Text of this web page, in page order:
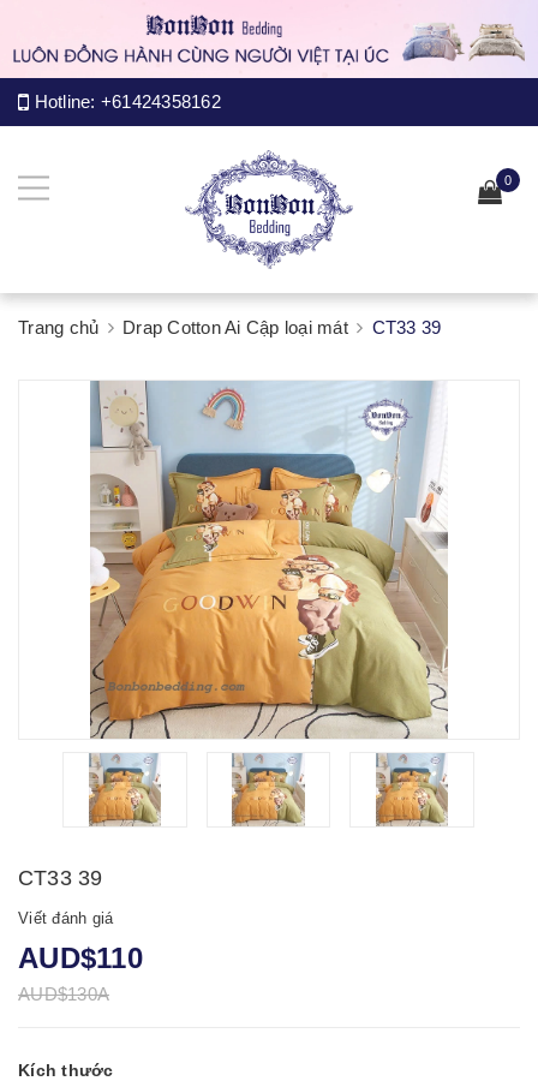
Hotline: +61424358162
0
Trang chủ Drap Cotton Ai Cập loại mát CT33 39
CT33 39
Viết đánh giá
AUD$110
AUD$130A
Kích thước